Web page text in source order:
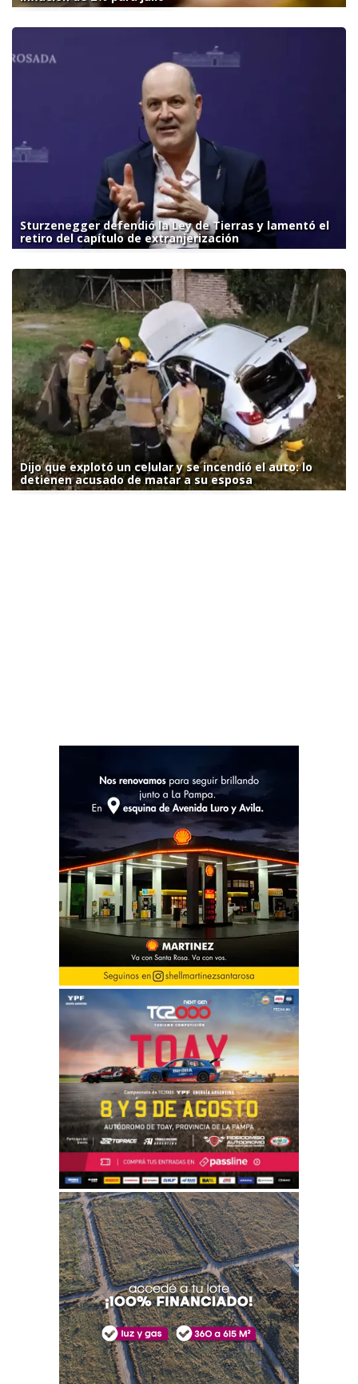
Sturzenegger defendió la Ley de Tierras y lamentó el
retiro del capítulo de extranjerización
Dijo que explotó un celular y se incendió el auto: lo
detienen acusado de matar a su esposa